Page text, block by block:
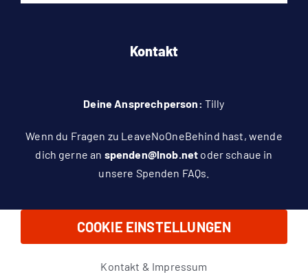
Kontakt
Deine Ansprechperson: Tilly
Wenn du Fragen zu LeaveNoOneBehind hast, wende
dich gerne an spenden@lnob.net oder schaue in
unsere Spenden FAQs
COOKIE EINSTELLUNGEN
Kontakt & Impressum